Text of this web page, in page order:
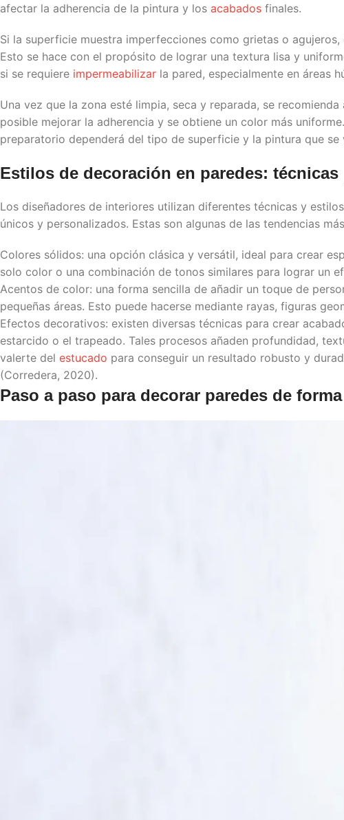
afectar la adherencia de la pintura y los acabados finales.
Si la superficie muestra imperfecciones como grietas o
Esto se hace con el propósito de lograr una textura lisa y
si se requiere impermeabilizar la pared, especialmente en áreas
Una vez que la zona esté limpia, seca y reparada, se
posible mejorar la adherencia y se obtiene un color más
preparatorio dependerá del tipo de superficie y la pintura que
Estilos de decoración en paredes:
Los diseñadores de interiores utilizan diferentes técnicas y
únicos y personalizados. Estas son algunas de las tendencias
Colores sólidos: una opción clásica y versátil, ideal para crear
solo color o una combinación de tonos similares para lograr un
Acentos de color: una forma sencilla de añadir un toque de
pequeñas áreas. Esto puede hacerse mediante rayas, figuras
Efectos decorativos: existen diversas técnicas para crear
estarcido o el trapeado. Tales procesos añaden profundidad,
valerte del estucado para conseguir un resultado robusto y
(Corredera, 2020).
Paso a paso para decorar paredes de